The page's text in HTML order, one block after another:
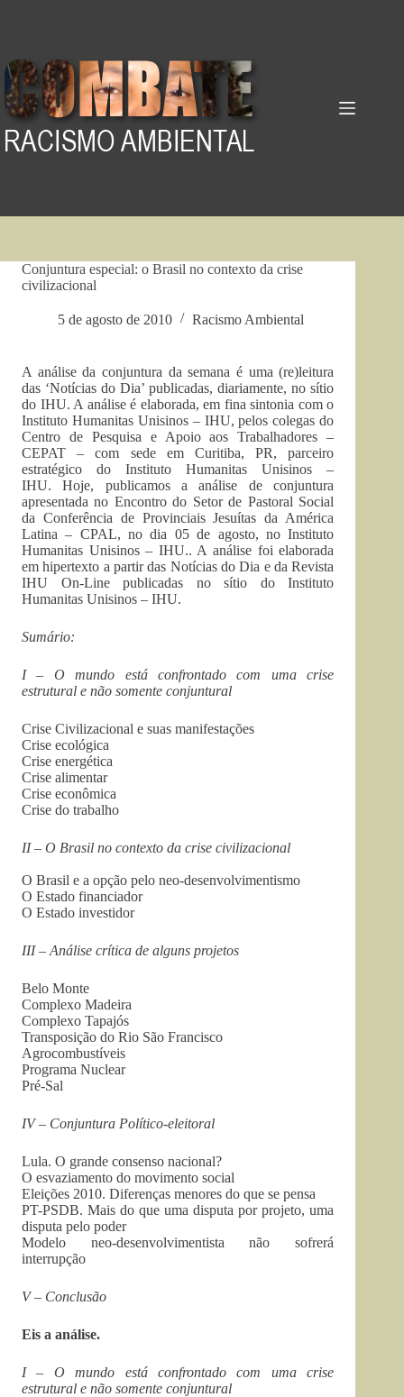
Conjuntura especial: o Brasil no contexto da crise
civilizacional
5 de agosto de 2010 Racismo Ambiental
A análise da conjuntura da semana é uma (re)leitura
das ‘Notícias do Dia’ publicadas, diariamente, no sítio
do IHU. A análise é elaborada, em fina sintonia com o
Instituto Humanitas Unisinos – IHU, pelos colegas do
Centro de Pesquisa e Apoio aos Trabalhadores –
CEPAT – com sede em Curitiba, PR, parceiro
estratégico do Instituto Humanitas Unisinos –
IHU. Hoje, publicamos a análise de conjuntura
apresentada no Encontro do Setor de Pastoral Social
da Conferência de Provinciais Jesuítas da América
Latina – CPAL, no dia 05 de agosto, no Instituto
Humanitas Unisinos – IHU.. A análise foi elaborada
em hipertexto a partir das Notícias do Dia e da Revista
IHU On-Line publicadas no sítio do Instituto
Humanitas Unisinos – IHU.
Sumário:
I – O mundo está confrontado com uma crise
estrutural e não somente conjuntural
Crise Civilizacional e suas manifestações
Crise ecológica
Crise energética
Crise alimentar
Crise econômica
Crise do trabalho
II – O Brasil no contexto da crise civilizacional
O Brasil e a opção pelo neo-desenvolvimentismo
O Estado financiador
O Estado investidor
III – Análise crítica de alguns projetos
Belo Monte
Complexo Madeira
Complexo Tapajós
Transposição do Rio São Francisco
Agrocombustíveis
Programa Nuclear
Pré-Sal
IV – Conjuntura Político-eleitoral
Lula. O grande consenso nacional?
O esvaziamento do movimento social
Eleições 2010. Diferenças menores do que se pensa
PT-PSDB. Mais do que uma disputa por projeto, uma
disputa pelo poder
Modelo neo-desenvolvimentista não sofrerá
interrupção
V – Conclusão
Eis a análise.
I – O mundo está confrontado com uma crise
estrutural e não somente conjuntural